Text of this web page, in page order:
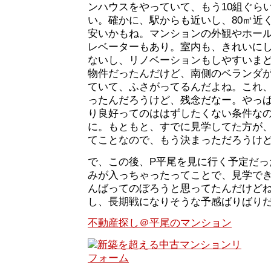
ンハウスをやっていて、もう10組ぐら
い。確かに、駅からも近いし、80㎡近
安いかもね。マンションの外観やホー
レベーターもあり。室内も、きれいに
ないし、リノベーションもしやすいま
物件だったんだけど、南側のベランダ
ていて、ふさがってるんだよね。これ
ったんだろうけど、残念だなー。やっ
り良好ってのははずしたくない条件な
に。もともと、すでに見学してた方が
てことなので、もう決まっただろうけ
で、この後、P平尾を見に行く予定だ
みが入っちゃったってことで、見学で
んばってのぼろうと思ってたんだけど
し、長期戦になりそうな予感ばりばり
不動産探し＠平尾のマンション